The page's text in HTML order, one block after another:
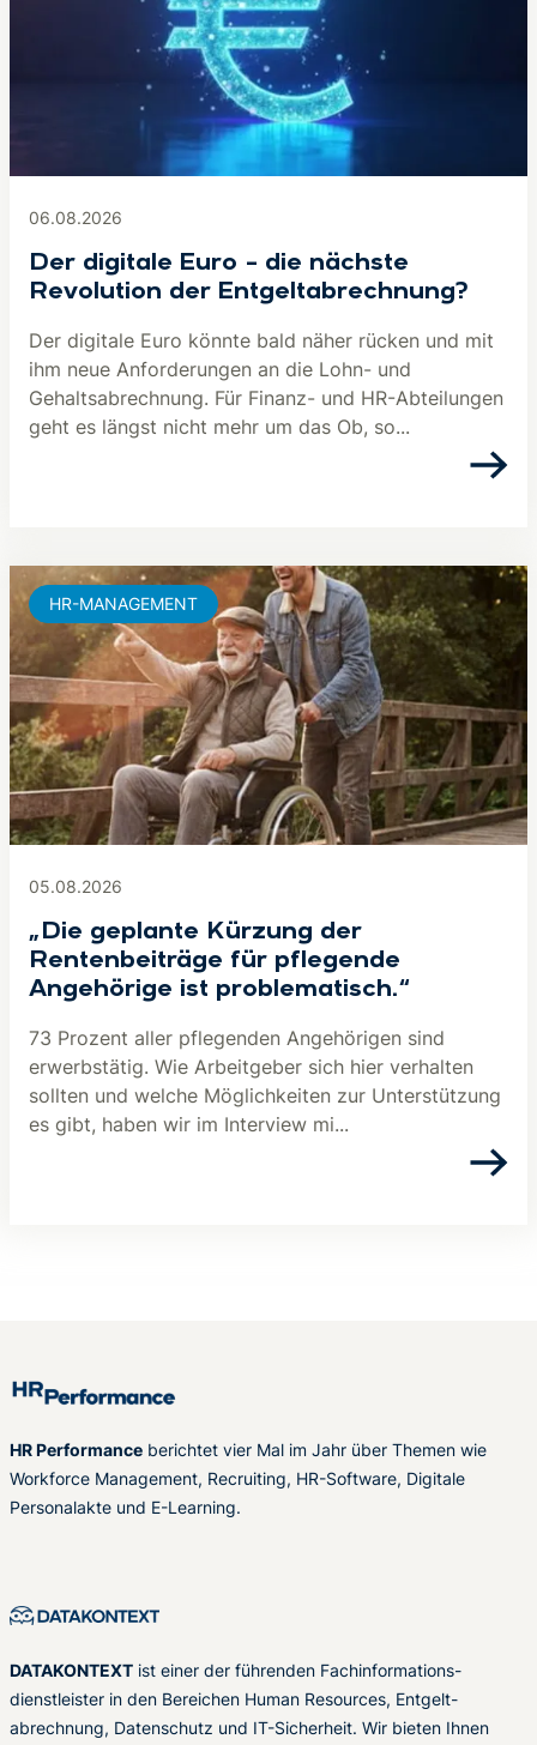
06.08.2026
Der digitale Euro – die nächste
Revolution der Entgeltabrechnung?
Der digitale Euro könnte bald näher rücken und mit
ihm neue Anforderungen an die Lohn- und
Gehaltsabrechnung. Für Finanz- und HR-Abteilungen
geht es längst nicht mehr um das Ob, so...
05.08.2026
„Die geplante Kürzung der
Rentenbeiträge für pflegende
Angehörige ist problematisch.“
73 Prozent aller pflegenden Angehörigen sind
erwerbstätig. Wie Arbeitgeber sich hier verhalten
sollten und welche Möglichkeiten zur Unterstützung
es gibt, haben wir im Interview mi...
HR-MANAGEMENT
HR Performance berichtet vier Mal im Jahr über Themen wie
Workforce Management, Recruiting, HR-Software, Digitale
Personalakte und E-Learning.
DATAKONTEXT ist einer der führenden Fachinformations-
dienstleister in den Bereichen Human Resources, Entgelt-
abrechnung, Datenschutz und IT-Sicherheit. Wir bieten Ihnen